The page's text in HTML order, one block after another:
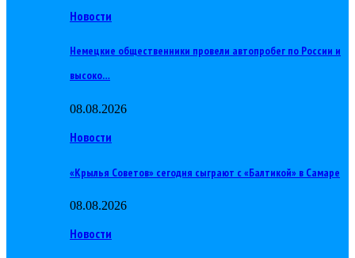
Новости
Немецкие общественники провели автопробег по России и
высоко…
08.08.2026
Новости
«Крылья Советов» сегодня сыграют с «Балтикой» в Самаре
08.08.2026
Новости